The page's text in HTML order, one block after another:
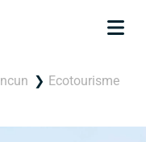
Ecotourisme